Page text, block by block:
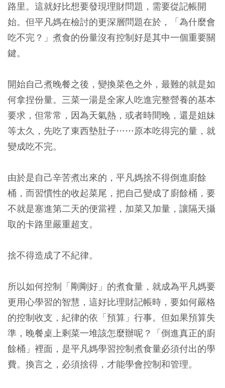
路里。這就好比想要發現理財問題，需要從記帳開
始。但平凡媽在檢討的更深層問題在於，「為什麼會
吃不完？」煮食的份量沒有控制好是其中一個重要關
鍵。
開始自己煮晚餐之後，變換菜色之外，最難的就是如
何拿捏份量。三菜一湯是全家人吃進完整營養的基本
要求，但常常，因為天氣熱，或者時間晚，還是姐妹
等太久，先吃了東西墊肚子……原本吃得完的量，就
變成吃不完。
由於是自己辛苦煮出來的，平凡媽捨不得倒進廚餘
桶，而習慣性的收起菜尾，把自己變成了廚餘桶，要
不就是塞進第二天的便當裡，加菜又加量，讓隔天攝
取的卡路里嚴重超支。
捨不得造成了不紀律。
所以如何控制「剛剛好」的煮食量，就成為平凡媽要
更用心學習的智慧，這好比理財記帳時，要如何嚴格
的控制收支，紀律的依「預算」行事。但如果預算失
準，晚餐桌上剩菜一堆該怎麼辦呢？「倒進真正的廚
餘桶」裡面，是平凡媽學習控制煮食量必須付出的學
費。換言之，必須捨得，才能學會控制和管理。